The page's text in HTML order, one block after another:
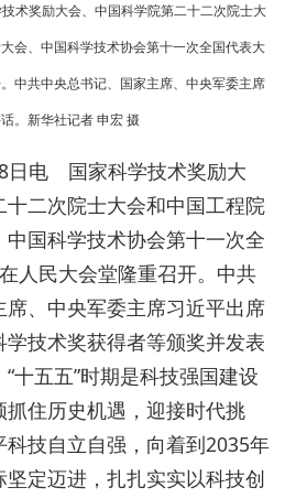
术奖励大会、中国科学院第二十二次院士大
会、中国科学技术协会第十一次全国代表大
中共中央总书记、国家主席、中央军委主席
。新华社记者 申宏 摄
日电 国家科学技术奖励大
二次院士大会和中国工程院
国科学技术协会第十一次全
人民大会堂隆重召开。中共
、中央军委主席习近平出席
技术奖获得者等颁奖并发表
十五五”时期是科技强国建设
住历史机遇，迎接时代挑
技自立自强，向着到2035年
定迈进，扎扎实实以科技创